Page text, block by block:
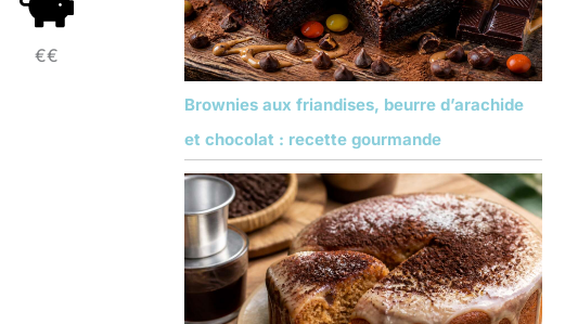
€€
Brownies aux friandises, beurre d’arachide
et chocolat : recette gourmande